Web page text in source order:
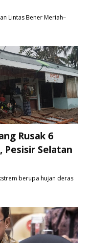
Lintas Bener Meriah–
Rusak 6
Pesisir Selatan
berupa hujan deras